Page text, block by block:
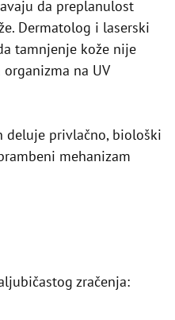
da preplanulost
Dermatolog i laserski
tamnjenje kože nije
na UV
deluje privlačno, biološki
mehanizam
zračenja: